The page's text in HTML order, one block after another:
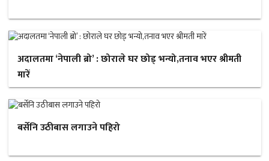
अदालतमा ‘नेपाली ब्रो’ : छोराले घर छोड् भन्यो,तनाव भएर श्रीमती
मारें
बर्सेनि उठीबास लगाउने पहिरो